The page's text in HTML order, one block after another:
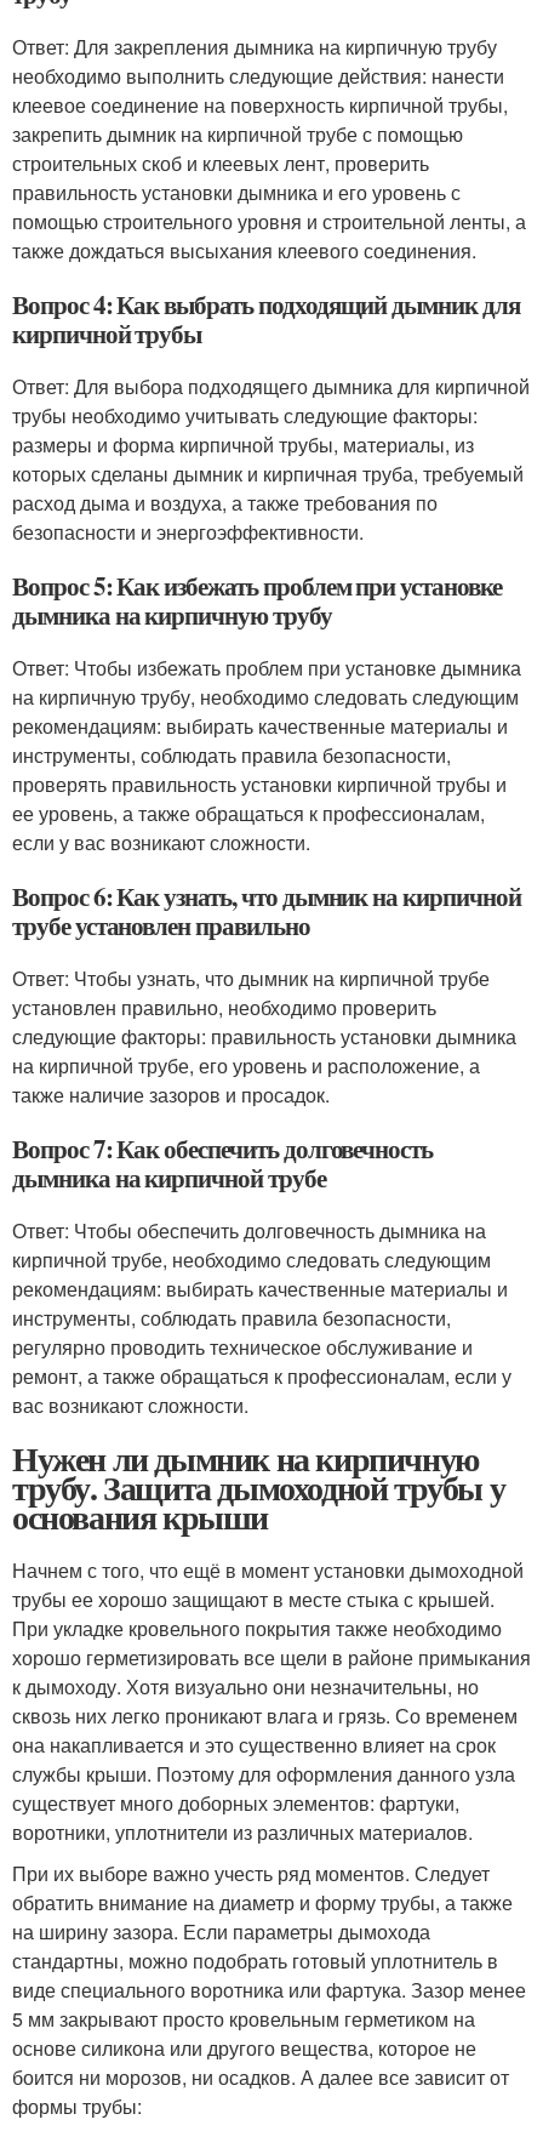
Ответ: Для закрепления дымника на кирпичную трубу
необходимо выполнить следующие действия: нанести
клеевое соединение на поверхность кирпичной трубы,
закрепить дымник на кирпичной трубе с помощью
строительных скоб и клеевых лент, проверить
правильность установки дымника и его уровень с
помощью строительного уровня и строительной ленты, а
также дождаться высыхания клеевого соединения.
Вопрос 4: Как выбрать подходящий дымник для
кирпичной трубы
Ответ: Для выбора подходящего дымника для кирпичной
трубы необходимо учитывать следующие факторы:
размеры и форма кирпичной трубы, материалы, из
которых сделаны дымник и кирпичная труба, требуемый
расход дыма и воздуха, а также требования по
безопасности и энергоэффективности.
Вопрос 5: Как избежать проблем при установке
дымника на кирпичную трубу
Ответ: Чтобы избежать проблем при установке дымника
на кирпичную трубу, необходимо следовать следующим
рекомендациям: выбирать качественные материалы и
инструменты, соблюдать правила безопасности,
проверять правильность установки кирпичной трубы и
ее уровень, а также обращаться к профессионалам,
если у вас возникают сложности.
Вопрос 6: Как узнать, что дымник на кирпичной
трубе установлен правильно
Ответ: Чтобы узнать, что дымник на кирпичной трубе
установлен правильно, необходимо проверить
следующие факторы: правильность установки дымника
на кирпичной трубе, его уровень и расположение, а
также наличие зазоров и просадок.
Вопрос 7: Как обеспечить долговечность
дымника на кирпичной трубе
Ответ: Чтобы обеспечить долговечность дымника на
кирпичной трубе, необходимо следовать следующим
рекомендациям: выбирать качественные материалы и
инструменты, соблюдать правила безопасности,
регулярно проводить техническое обслуживание и
ремонт, а также обращаться к профессионалам, если у
вас возникают сложности.
Нужен ли дымник на кирпичную
трубу. Защита дымоходной трубы у
основания крыши
Начнем с того, что ещё в момент установки дымоходной
трубы ее хорошо защищают в месте стыка с крышей.
При укладке кровельного покрытия также необходимо
хорошо герметизировать все щели в районе примыкания
к дымоходу. Хотя визуально они незначительны, но
сквозь них легко проникают влага и грязь. Со временем
она накапливается и это существенно влияет на срок
службы крыши. Поэтому для оформления данного узла
существует много доборных элементов: фартуки,
воротники, уплотнители из различных материалов.
При их выборе важно учесть ряд моментов. Следует
обратить внимание на диаметр и форму трубы, а также
на ширину зазора. Если параметры дымохода
стандартны, можно подобрать готовый уплотнитель в
виде специального воротника или фартука. Зазор менее
5 мм закрывают просто кровельным герметиком на
основе силикона или другого вещества, которое не
боится ни морозов, ни осадков. А далее все зависит от
формы трубы: